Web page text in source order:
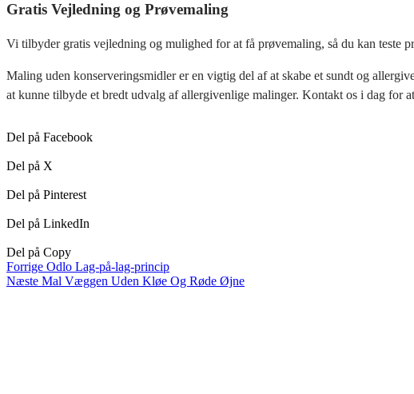
Gratis Vejledning og Prøvemaling
Vi tilbyder gratis vejledning og mulighed for at få prøvemaling, så du kan teste
Maling uden konserveringsmidler er en vigtig del af at skabe et sundt og
at kunne tilbyde et bredt udvalg af allergivenlige malinger. Kontakt os i dag
Del på Facebook
Del på X
Del på Pinterest
Del på LinkedIn
Del på Copy
Forrige Odlo Lag-på-lag-princip
Næste Mal Væggen Uden Kløe Og Røde Øjne